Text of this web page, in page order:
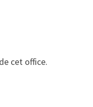
cet office.